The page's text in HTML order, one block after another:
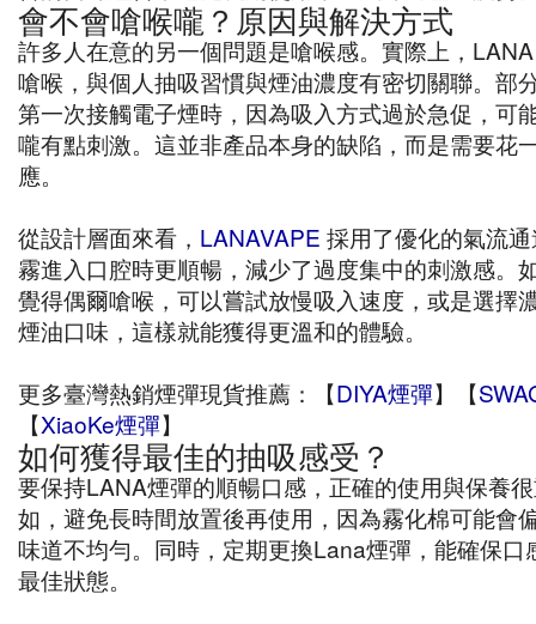
會不會嗆喉嚨？原因與解決方式
許多人在意的另一個問題是嗆喉感。實際上，
嗆喉，與個人抽吸習慣與煙油濃度有密切關聯。部
第一次接觸電子煙時，因為吸入方式過於急促，可
嚨有點刺激。這並非產品本身的缺陷，而是需要花
應。
從設計層面來看， LANAVAPE 採用了優化的氣流
霧進入口腔時更順暢，減少了過度集中的刺激感。
覺得偶爾嗆喉，可以嘗試放慢吸入速度，或是選擇
煙油口味，這樣就能獲得更溫和的體驗。
更多臺灣熱銷煙彈現貨推薦：【DIYA煙彈】【
【XiaoKe煙彈】
如何獲得最佳的抽吸感受？
要保持LANA煙彈的順暢口感，正確的使用與保養
如，避免長時間放置後再使用，因為霧化棉可能會
味道不均勻。同時，定期更換Lana煙彈，能確保口
最佳狀態。